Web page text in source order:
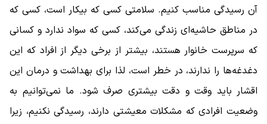
آن رسیدگی مناسب کنیم. سلامتی کسی که بیکار است، کسی که
در مناطق حاشیه‌ای زندگی می‌کند، کسی که سواد ندارد و کسانی
که سرپرست خانوار هستند، بیشتر از برخی دیگر از افراد که این
دغدغه‌ها را ندارند، در خطر است، لذا برای بهداشت و درمان این
اقشار باید وقت و دقت بیشتری صرف شود. ما نمی‌توانیم به
وضعیت افرادی که مشکلات معیشتی دارند، رسیدگی نکنیم، زیرا